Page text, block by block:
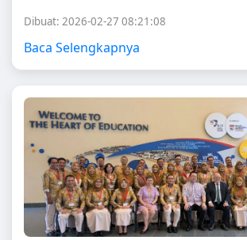
Dibuat: 2026-02-27 08:21:08
Baca Selengkapnya